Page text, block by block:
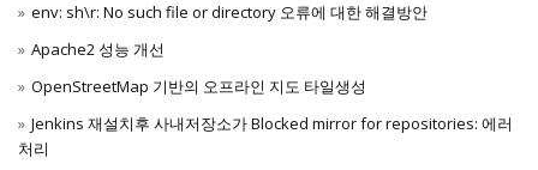
env: sh\r: No such file or directory 오류에 대한 해결방안
Apache2 성능 개선
OpenStreetMap 기반의 오프라인 지도 타일생성
Jenkins 재설치후 사내저장소가 Blocked mirror for repositories: 에러
처리